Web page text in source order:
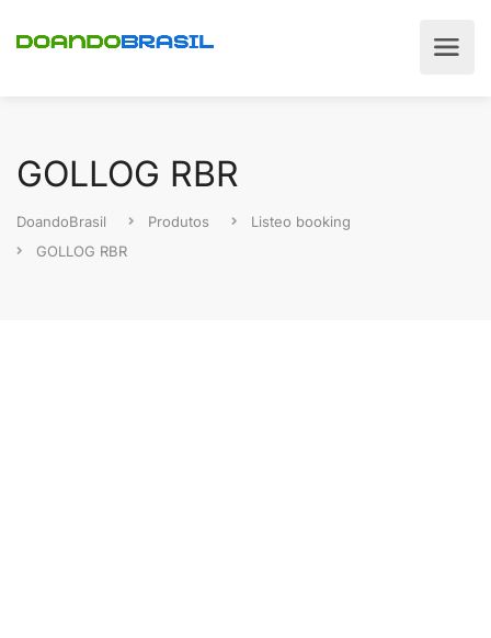
GOLLOG RBR
DoandoBrasil Produtos
Listeo booking
GOLLOG RBR